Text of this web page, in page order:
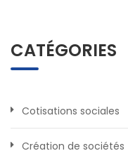
CATÉGORIES
Cotisations sociales
Création de sociétés